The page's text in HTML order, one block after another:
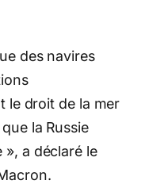
des navires
le droit de la mer
la Russie
», a déclaré le